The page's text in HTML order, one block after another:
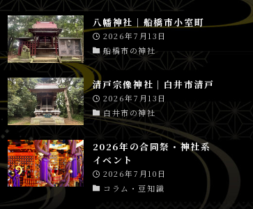
八幡神社│船橋市小室町
2026年7月13日
船橋市の神社
清戸宗像神社│白井市清戸
2026年7月13日
白井市の神社
2026年の合同祭・神社系
イベント
2026年7月10日
コラム・豆知識